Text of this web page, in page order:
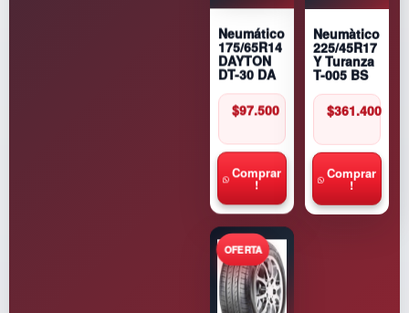
Neumático
175/65R14
DAYTON
DT-30 DA
$97.500
Comprar
!
Neumàtico
225/45R17
Y Turanza
T-005 BS
$361.400
Comprar
!